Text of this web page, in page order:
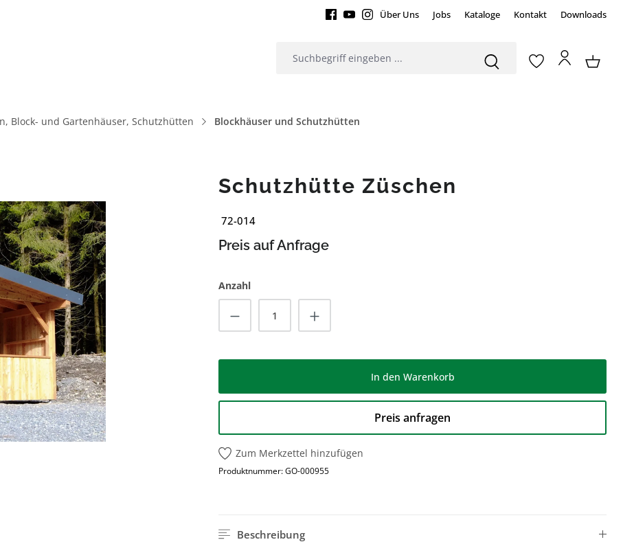
Über Uns Jobs Kataloge Kontakt Downloads
Block- und Gartenhäuser, Schutzhütten Blockhäuser und Schutzhütten
Schutzhütte Züschen
72-014
Preis auf Anfrage
Anzahl
Produkt Anzahl: Gib den gewünschten Wert ein
In den Warenkorb
Preis anfragen
Zum Merkzettel hinzufügen
Produktnummer:GO-000955
Beschreibung